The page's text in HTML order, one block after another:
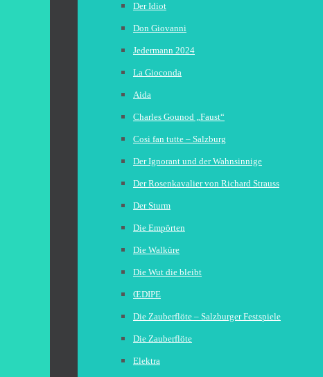
Der Idiot
Don Giovanni
Jedermann 2024
La Gioconda
Aida
Charles Gounod „Faust“
Cosi fan tutte – Salzburg
Der Ignorant und der Wahnsinnige
Der Rosenkavalier von Richard Strauss
Der Sturm
Die Empörten
Die Walküre
Die Wut die bleibt
ŒDIPE
Die Zauberflöte – Salzburger Festspiele
Die Zauberflöte
Elektra